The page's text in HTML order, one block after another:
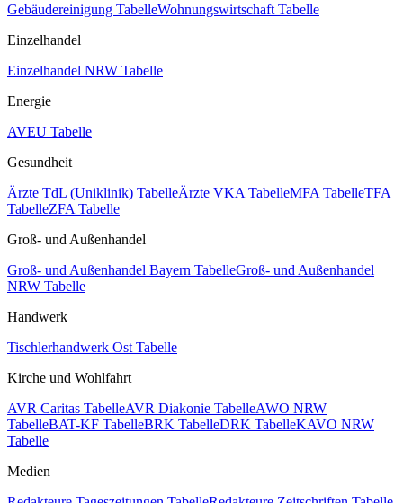
Gebäudereinigung TabelleWohnungswirtschaft Tabelle
Einzelhandel
Einzelhandel NRW Tabelle
Energie
AVEU Tabelle
Gesundheit
Ärzte TdL (Uniklinik) TabelleÄrzte VKA TabelleMFA TabelleTFA
TabelleZFA Tabelle
Groß- und Außenhandel
Groß- und Außenhandel Bayern TabelleGroß- und Außenhandel
NRW Tabelle
Handwerk
Tischlerhandwerk Ost Tabelle
Kirche und Wohlfahrt
AVR Caritas TabelleAVR Diakonie TabelleAWO NRW
TabelleBAT-KF TabelleBRK TabelleDRK TabelleKAVO NRW
Tabelle
Medien